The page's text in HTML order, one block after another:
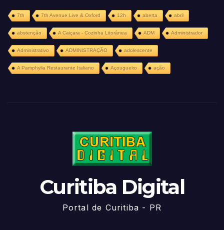
7th 7th Avenue Live & Oxford 12h aberta abril
abstenção A Caiçara - Cozinha Litorânea ADM Administrador
Administrativo ADMINISTRAÇÃO adolescente
A Pamphylia Restaurante Italiano Açougueiro ação
Curitiba Digital
Portal de Curitiba - PR